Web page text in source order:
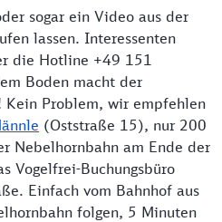
sogar ein Video aus der
lassen. Interessenten
die Hotline +49 151
Boden macht der
Kein Problem, wir empfehlen
(Oststraße 15), nur 200
Nebelhornbahn am Ende der
Vogelfrei-Buchungsbüro
Einfach vom Bahnhof aus
folgen, 5 Minuten